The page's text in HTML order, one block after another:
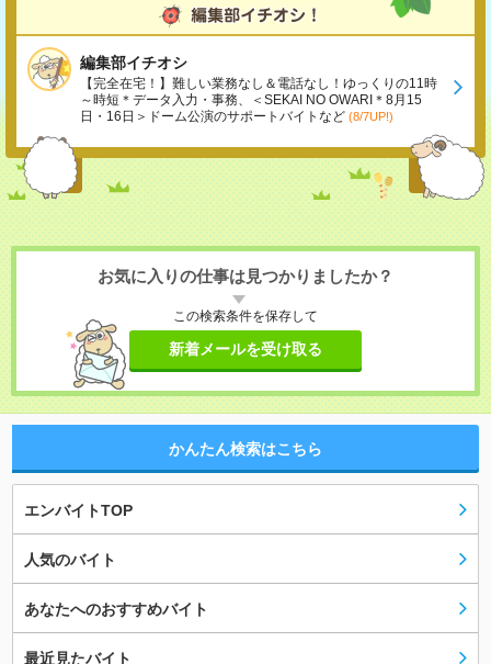
編集部イチオシ
【完全在宅！】難しい業務なし＆電話なし！ゆっくりの11時
～時短＊データ入力・事務、＜SEKAI NO OWARI＊8月15
日・16日＞ドーム公演のサポートバイトなど (8/7UP!)
お気に入りの仕事は見つかりましたか？
この検索条件を保存して
新着メールを受け取る
かんたん検索はこちら
エンバイトTOP
人気のバイト
あなたへのおすすめバイト
最近見たバイト